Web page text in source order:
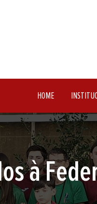
HOME
o